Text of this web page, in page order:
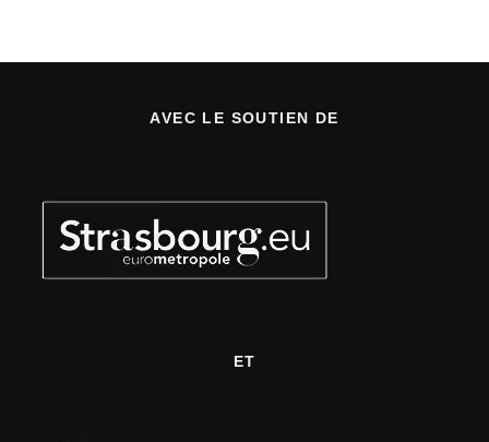
AVEC LE SOUTIEN DE
ET